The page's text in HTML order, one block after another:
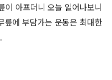
이 아프더니 오늘 일어나보니
릎에 부담가는 운동은 최대한